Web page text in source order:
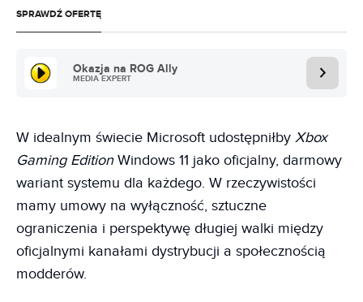
SPRAWDŹ OFERTĘ
Okazja na ROG Ally
MEDIA EXPERT
W idealnym świecie Microsoft udostępniłby Xbox
Gaming EditionWindows 11 jako oficjalny, darmowy
wariant systemu dla każdego. W rzeczywistości
mamy umowy na wyłączność, sztuczne
ograniczenia i perspektywę długiej walki między
oficjalnymi kanałami dystrybucji a społecznością
modderów.